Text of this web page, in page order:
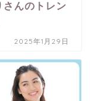
んのトレン
2025年1月29日